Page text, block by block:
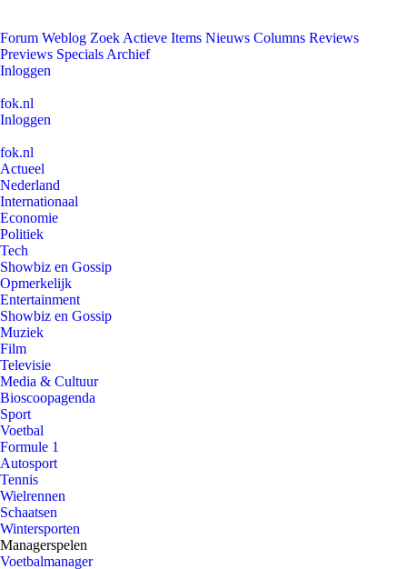
Forum Weblog Zoek Actieve Items Nieuws Columns Reviews
Previews Specials Archief
Inloggen
fok.nl
Inloggen
fok.nl
Actueel
Nederland
Internationaal
Economie
Politiek
Tech
Showbiz en Gossip
Opmerkelijk
Entertainment
Showbiz en Gossip
Muziek
Film
Televisie
Media & Cultuur
Bioscoopagenda
Sport
Voetbal
Formule 1
Autosport
Tennis
Wielrennen
Schaatsen
Wintersporten
Managerspelen
Voetbalmanager